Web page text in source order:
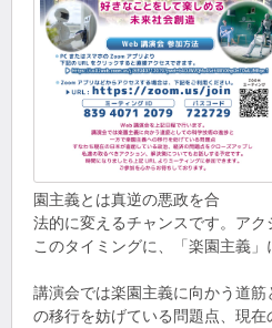
園主義とは真逆の悪政を合
法的に変えるチャンスです。ア
このタイミングに、「楽園主義
講演会では楽園主義に向かう道
の移行を妨げている問題点、現